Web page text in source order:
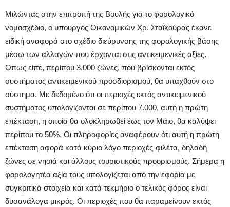
Μιλώντας στην επιτροπή της Βουλής για το φορολογικό
νομοσχέδιο, ο υπουργός Οικονομικών Χρ. Σταϊκούρας έκανε
ειδική αναφορά στο σχέδιο διεύρυνσης της φορολογικής βάσης
μέσω των αλλαγών που έρχονται στις αντικειμενικές αξίες.
Οπως είπε, περίπου 3.000 ζώνες, που βρίσκονται εκτός
συστήματος αντικειμενικού προσδιορισμού, θα υπαχθούν στο
σύστημα. Με δεδομένο ότι οι περιοχές εκτός αντικειμενικού
συστήματος υπολογίζονται σε περίπου 7.000, αυτή η πρώτη
επέκταση, η οποία θα ολοκληρωθεί έως τον Μάιο, θα καλύψει
περίπου το 50%. Οι πληροφορίες αναφέρουν ότι αυτή η πρώτη
επέκταση αφορά κατά κύριο λόγο περιοχές-φιλέτα, δηλαδή
ζώνες σε νησιά και άλλους τουριστικούς προορισμούς. Σήμερα η
φορολογητέα αξία τους υπολογίζεται από την εφορία με
συγκριτικά στοιχεία και κατά τεκμήριο ο τελικός φόρος είναι
δυσανάλογα μικρός. Οι περιοχές που θα παραμείνουν εκτός